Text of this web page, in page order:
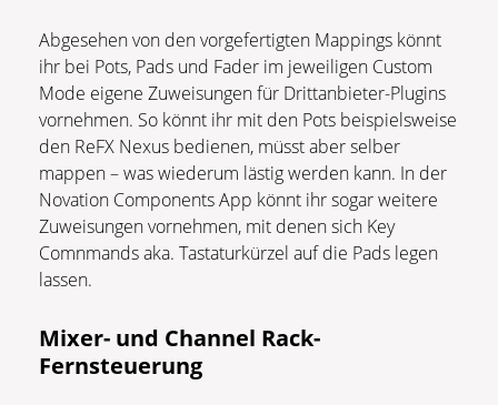
Abgesehen von den vorgefertigten Mappings könnt
ihr bei Pots, Pads und Fader im jeweiligen Custom
Mode eigene Zuweisungen für Drittanbieter-Plugins
vornehmen. So könnt ihr mit den Pots beispielsweise
den ReFX Nexus bedienen, müsst aber selber
mappen – was wiederum lästig werden kann. In der
Novation Components App könnt ihr sogar weitere
Zuweisungen vornehmen, mit denen sich Key
Comnmands aka. Tastaturkürzel auf die Pads legen
lassen.
Mixer- und Channel Rack-
Fernsteuerung